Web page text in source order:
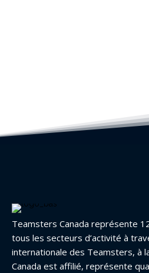
Teamsters Canada représente
tous les secteurs d’activité à
internationale des Teamsters, à
Canada est affilié, représente